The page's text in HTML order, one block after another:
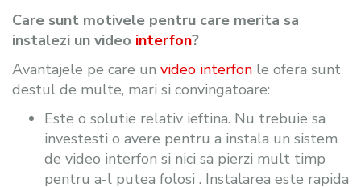
Care sunt motivele pentru care merita sa
instalezi un video interfon?
Avantajele pe care un video interfon le ofera sunt
destul de multe, mari si convingatoare:
Este o solutie relativ ieftina. Nu trebuie sa
investesti o avere pentru a instala un sistem
de video interfon si nici sa pierzi mult timp
pentru a-l putea folosi . Instalarea este rapida